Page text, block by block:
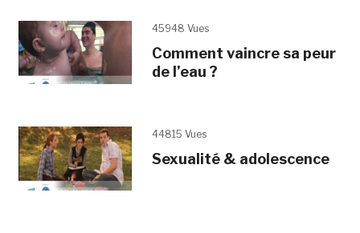
45948 Vues
Comment vaincre sa peur
de l’eau ?
44815 Vues
Sexualité & adolescence